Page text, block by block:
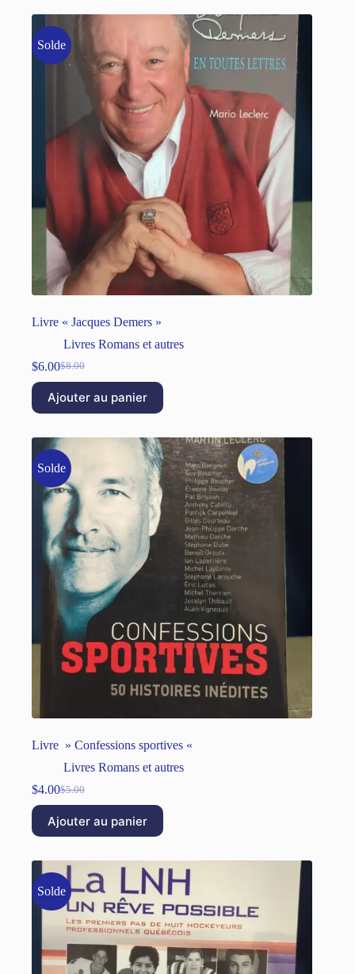
Solde
Livre « Jacques Demers »
Livres Romans et autres
$8.00
$6.00
Ajouter au panier
Solde
Livre » Confessions sportives «
Livres Romans et autres
$5.00
$4.00
Ajouter au panier
Solde